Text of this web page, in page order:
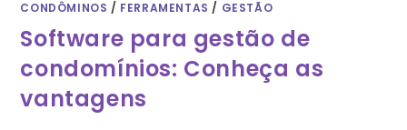
CONDÔMINOS / FERRAMENTAS / GESTÃO
Software para gestão de
condomínios: Conheça as
vantagens